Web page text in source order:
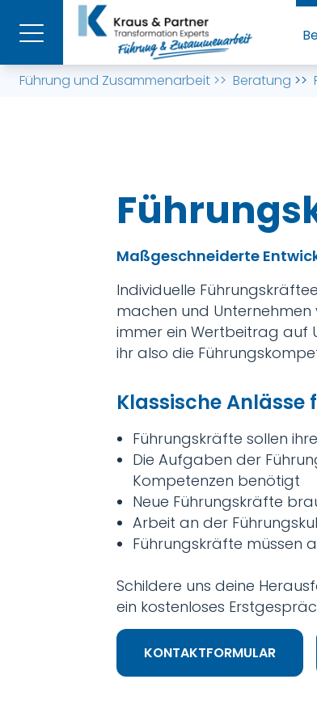
Führung und Zusammenarbeit >> Beratung >>
Maßgeschneiderte
Individuelle
machen und Unternehmen
immer ein Wertbeitrag auf
ihr also die
Klassische
Führungskräfte sollen
Die Aufgaben der
Kompetenzen benötigt
Neue Führungskräfte
Arbeit an der
Führungskräfte müssen
Schildere uns deine
ein kostenloses
KONTAKTFORMULAR